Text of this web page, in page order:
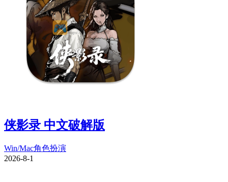
侠影录 中文破解版
Win/Mac角色扮演
2026-8-1